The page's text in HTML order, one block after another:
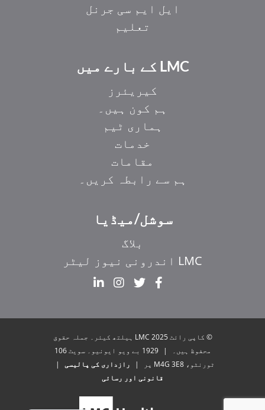
ایل ایم سی جرنل
تعلیم
LMC کے بارے میں
کیریئرز
ہم کون ہیں۔
ہماری ٹیم
خدمات
مقامات
ہم سے رابطہ کریں۔
سوشل/میڈیا
بلاگ
LMC اندرونی نیوز لیٹر
© کاپی رائٹ 2025 LMC ہیلتھ کیئر۔ جملہ حقوق
محفوظ ہیں۔
|
1929 بے ویو ایونیو۔ سویٹ 106
ٹورنٹو، M4G 3E8 پر
| رازداری کی پالیسی
|
قانونی اور رسائی
HI
ZH